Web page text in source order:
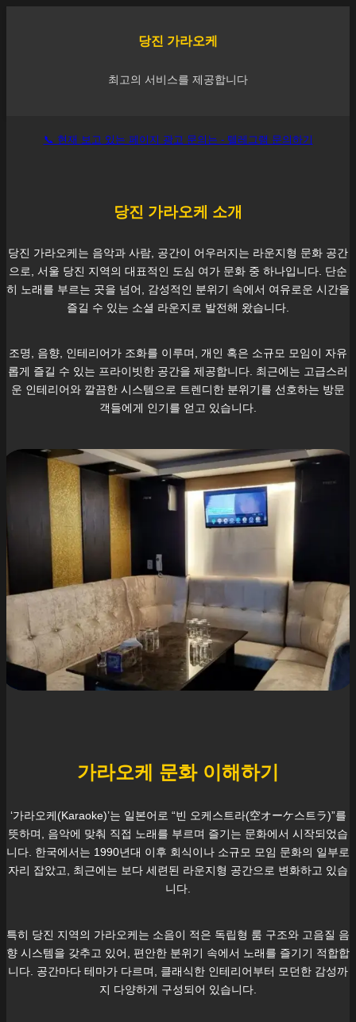
당진 가라오케
최고의 서비스를 제공합니다
📞 현재 보고 있는 페이지 광고 문의는 - 텔레그램 문의하기
당진 가라오케 소개
당진 가라오케는 음악과 사람, 공간이 어우러지는 라운지형 문화 공간
으로, 서울 당진 지역의 대표적인 도심 여가 문화 중 하나입니다. 단순
히 노래를 부르는 곳을 넘어, 감성적인 분위기 속에서 여유로운 시간을
즐길 수 있는 소셜 라운지로 발전해 왔습니다.
조명, 음향, 인테리어가 조화를 이루며, 개인 혹은 소규모 모임이 자유
롭게 즐길 수 있는 프라이빗한 공간을 제공합니다. 최근에는 고급스러
운 인테리어와 깔끔한 시스템으로 트렌디한 분위기를 선호하는 방문
객들에게 인기를 얻고 있습니다.
가라오케 문화 이해하기
‘가라오케(Karaoke)’는 일본어로 “빈 오케스트라(空オーケ스트ラ)”를
뜻하며, 음악에 맞춰 직접 노래를 부르며 즐기는 문화에서 시작되었습
니다. 한국에서는 1990년대 이후 회식이나 소규모 모임 문화의 일부로
자리 잡았고, 최근에는 보다 세련된 라운지형 공간으로 변화하고 있습
니다.
특히 당진 지역의 가라오케는 소음이 적은 독립형 룸 구조와 고음질 음
향 시스템을 갖추고 있어, 편안한 분위기 속에서 노래를 즐기기 적합합
니다. 공간마다 테마가 다르며, 클래식한 인테리어부터 모던한 감성까
지 다양하게 구성되어 있습니다.